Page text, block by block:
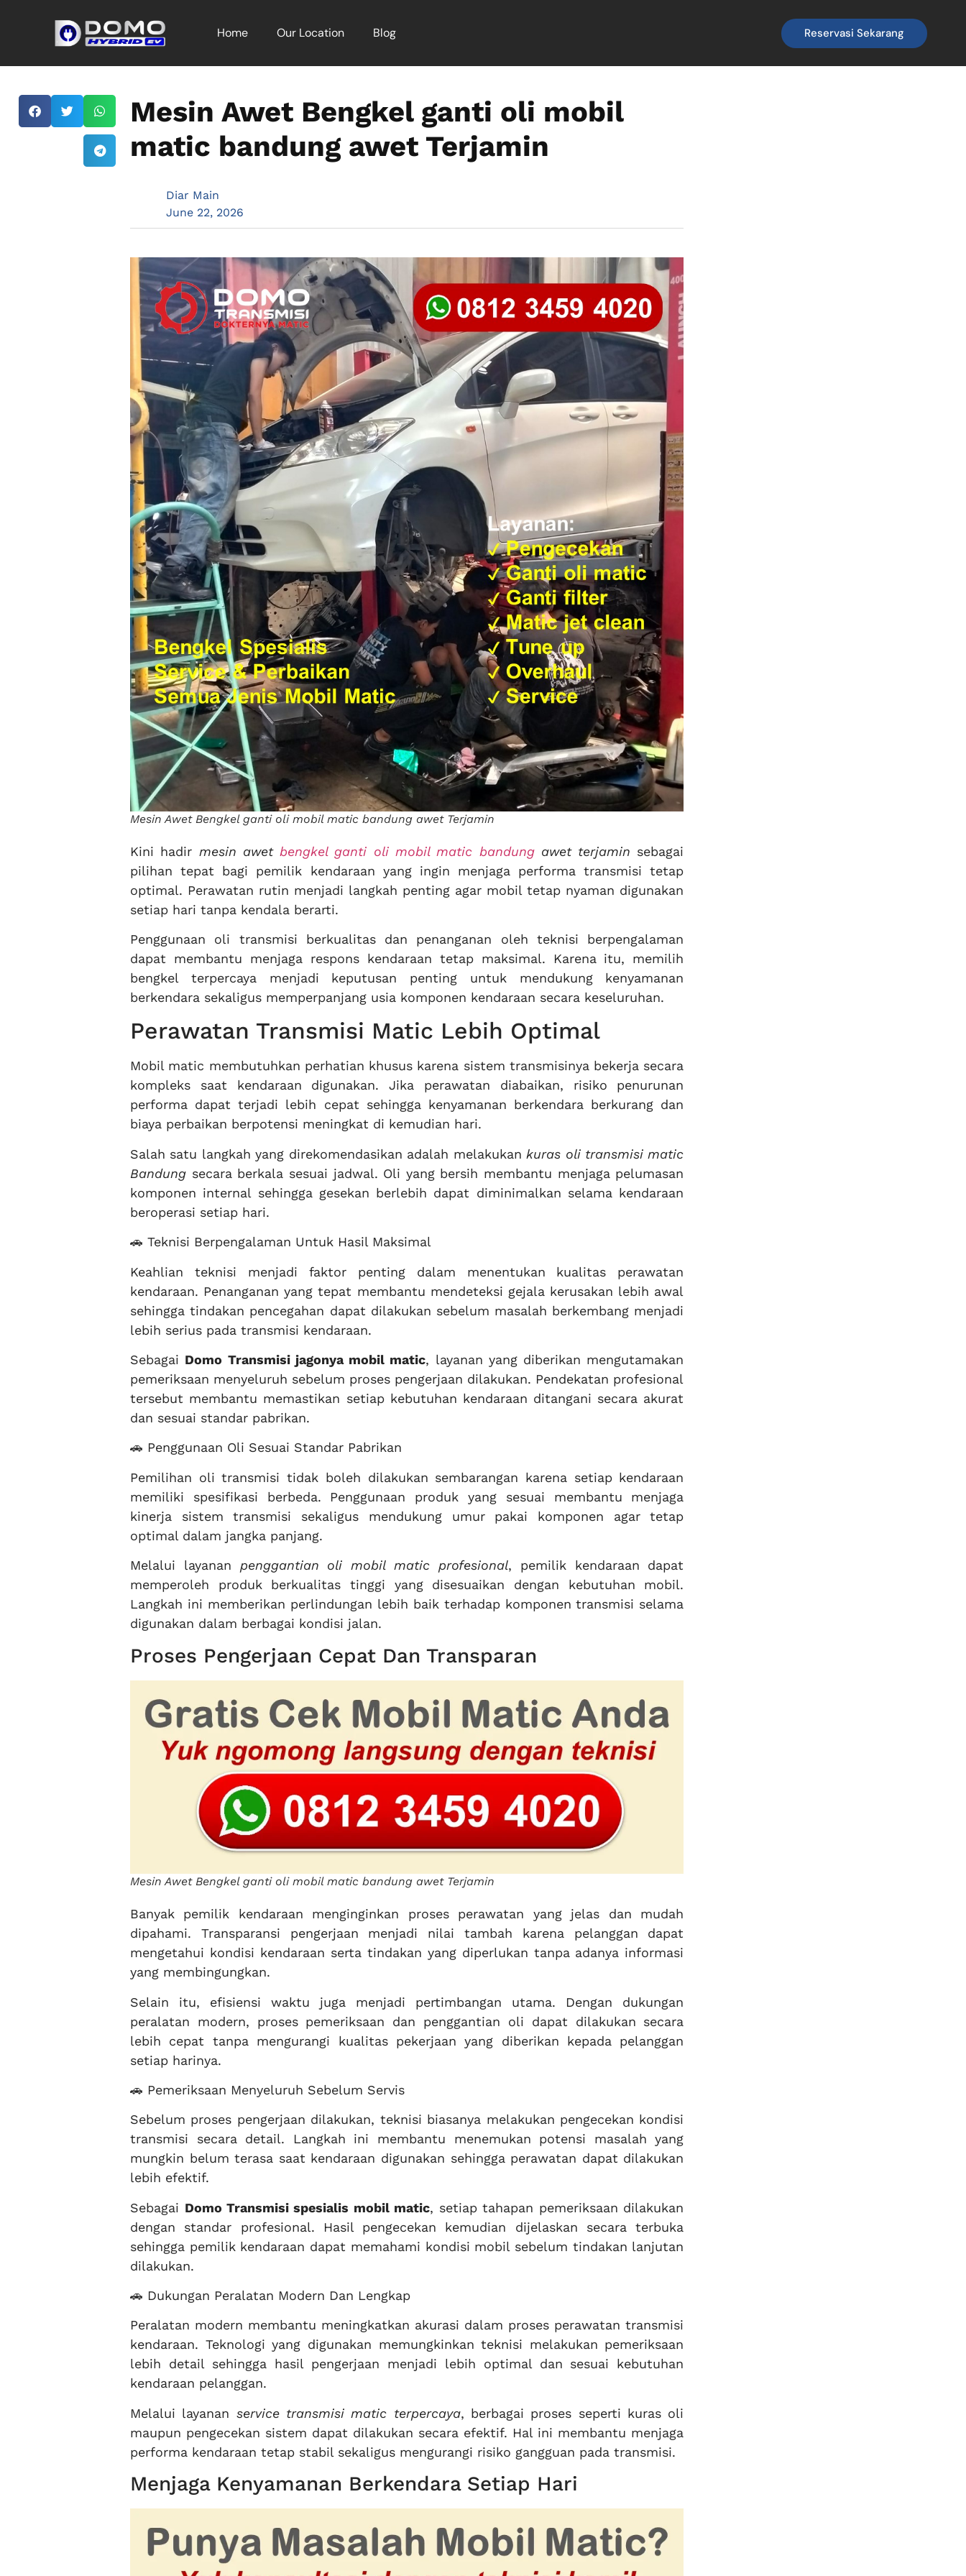
Home Our Location Blog Reservasi Sekarang
Mesin Awet Bengkel ganti oli mobil
matic bandung awet Terjamin
Diar Main
June 22, 2026
Mesin Awet Bengkel ganti oli mobil matic bandung awet Terjamin
Kini hadir mesin awet bengkel ganti oli mobil matic bandungawet terjamin sebagai
pilihan tepat bagi pemilik kendaraan yang ingin menjaga performa transmisi tetap
optimal. Perawatan rutin menjadi langkah penting agar mobil tetap nyaman digunakan
setiap hari tanpa kendala berarti.
Penggunaan oli transmisi berkualitas dan penanganan oleh teknisi berpengalaman
dapat membantu menjaga respons kendaraan tetap maksimal. Karena itu, memilih
bengkel terpercaya menjadi keputusan penting untuk mendukung kenyamanan
berkendara sekaligus memperpanjang usia komponen kendaraan secara keseluruhan.
Perawatan Transmisi Matic Lebih Optimal
Mobil matic membutuhkan perhatian khusus karena sistem transmisinya bekerja secara
kompleks saat kendaraan digunakan. Jika perawatan diabaikan, risiko penurunan
performa dapat terjadi lebih cepat sehingga kenyamanan berkendara berkurang dan
biaya perbaikan berpotensi meningkat di kemudian hari.
Salah satu langkah yang direkomendasikan adalah melakukan kuras oli transmisi matic
Bandung secara berkala sesuai jadwal. Oli yang bersih membantu menjaga pelumasan
komponen internal sehingga gesekan berlebih dapat diminimalkan selama kendaraan
beroperasi setiap hari.
🚗 Teknisi Berpengalaman Untuk Hasil Maksimal
Keahlian teknisi menjadi faktor penting dalam menentukan kualitas perawatan
kendaraan. Penanganan yang tepat membantu mendeteksi gejala kerusakan lebih awal
sehingga tindakan pencegahan dapat dilakukan sebelum masalah berkembang menjadi
lebih serius pada transmisi kendaraan.
Sebagai Domo Transmisi jagonya mobil matic, layanan yang diberikan mengutamakan
pemeriksaan menyeluruh sebelum proses pengerjaan dilakukan. Pendekatan profesional
tersebut membantu memastikan setiap kebutuhan kendaraan ditangani secara akurat
dan sesuai standar pabrikan.
🚗 Penggunaan Oli Sesuai Standar Pabrikan
Pemilihan oli transmisi tidak boleh dilakukan sembarangan karena setiap kendaraan
memiliki spesifikasi berbeda. Penggunaan produk yang sesuai membantu menjaga
kinerja sistem transmisi sekaligus mendukung umur pakai komponen agar tetap
optimal dalam jangka panjang.
Melalui layanan penggantian oli mobil matic profesional, pemilik kendaraan dapat
memperoleh produk berkualitas tinggi yang disesuaikan dengan kebutuhan mobil.
Langkah ini memberikan perlindungan lebih baik terhadap komponen transmisi selama
digunakan dalam berbagai kondisi jalan.
Proses Pengerjaan Cepat Dan Transparan
Mesin Awet Bengkel ganti oli mobil matic bandung awet Terjamin
Banyak pemilik kendaraan menginginkan proses perawatan yang jelas dan mudah
dipahami. Transparansi pengerjaan menjadi nilai tambah karena pelanggan dapat
mengetahui kondisi kendaraan serta tindakan yang diperlukan tanpa adanya informasi
yang membingungkan.
Selain itu, efisiensi waktu juga menjadi pertimbangan utama. Dengan dukungan
peralatan modern, proses pemeriksaan dan penggantian oli dapat dilakukan secara
lebih cepat tanpa mengurangi kualitas pekerjaan yang diberikan kepada pelanggan
setiap harinya.
🚗 Pemeriksaan Menyeluruh Sebelum Servis
Sebelum proses pengerjaan dilakukan, teknisi biasanya melakukan pengecekan kondisi
transmisi secara detail. Langkah ini membantu menemukan potensi masalah yang
mungkin belum terasa saat kendaraan digunakan sehingga perawatan dapat dilakukan
lebih efektif.
Sebagai Domo Transmisi spesialis mobil matic, setiap tahapan pemeriksaan dilakukan
dengan standar profesional. Hasil pengecekan kemudian dijelaskan secara terbuka
sehingga pemilik kendaraan dapat memahami kondisi mobil sebelum tindakan lanjutan
dilakukan.
🚗 Dukungan Peralatan Modern Dan Lengkap
Peralatan modern membantu meningkatkan akurasi dalam proses perawatan transmisi
kendaraan. Teknologi yang digunakan memungkinkan teknisi melakukan pemeriksaan
lebih detail sehingga hasil pengerjaan menjadi lebih optimal dan sesuai kebutuhan
kendaraan pelanggan.
Melalui layanan service transmisi matic terpercaya, berbagai proses seperti kuras oli
maupun pengecekan sistem dapat dilakukan secara efektif. Hal ini membantu menjaga
performa kendaraan tetap stabil sekaligus mengurangi risiko gangguan pada transmisi.
Menjaga Kenyamanan Berkendara Setiap Hari